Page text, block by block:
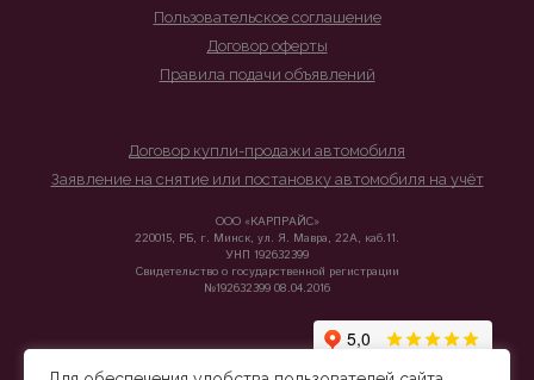
Пользовательское соглашение
Договор оферты
Правила подачи объявлений
Договор купли-продажи автомобиля
Заявление на снятие или постановку автомобиля на учёт
ООО «КАРПРАЙС»
220015, РБ, г. Минск, ул. Я. Мавра, 22А, каб.11.
УНП 192632399
Свидетельство о государственной регистрации
№192632399 08.04.2016